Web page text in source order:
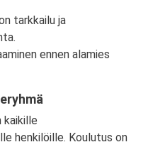
tarkkailu ja
ennen alamies
kaikille
henkilöille. Koulutus on